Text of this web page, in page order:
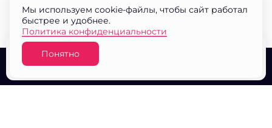
О проекте Выбор квартир
Мы используем cookie-файлы, чтобы сайт работал
быстрее и удобнее.
Политика конфиденциальности
Понятно